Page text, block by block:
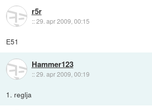
r5r
::29. apr 2009, 00:15
E51
Hammer123
::29. apr 2009, 00:19
1. reglja